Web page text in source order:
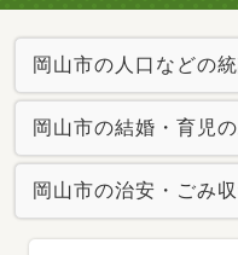
岡山市の人口などの
岡山市の結婚・育児
岡山市の治安・ごみ